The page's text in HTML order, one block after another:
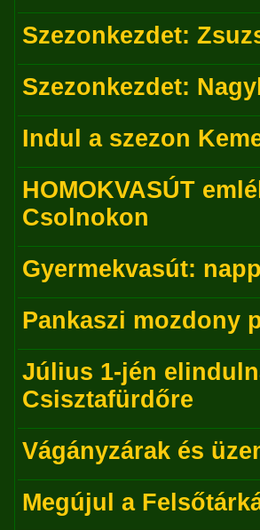
Szezonkezdet:
Szezonkezdet:
Indul a szezon
HOMOKVASÚT
Csolnokon
Gyermekvasút:
Pankaszi mozdony
Július 1-jén
Csisztafürdőre
Vágányzárak és
Megújul a